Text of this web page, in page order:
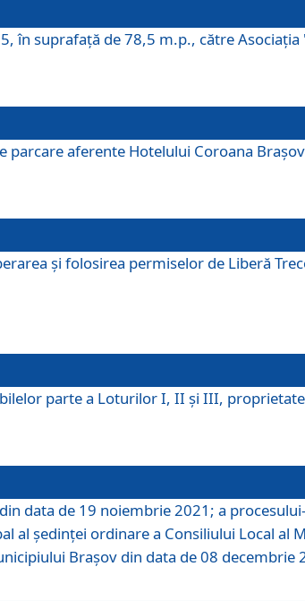
în suprafaţă de 78,5 m.p., către
aferente Hotelului Coroana
şi folosirea permiselor de Liberă
parte a Loturilor I, II și III,
data de 19 noiembrie 2021; a
al şedinţei ordinare a Consiliului Local al
Braşov din data de 08 decembrie